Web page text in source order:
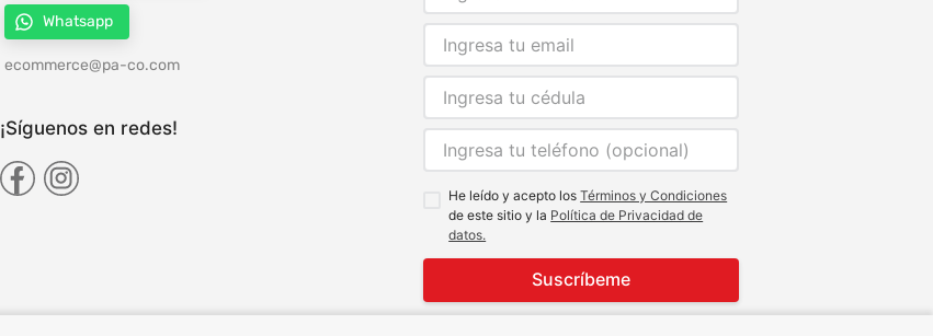
Whatsapp
ecommerce@pa-co.com
¡Síguenos en redes!
He leído y acepto losTérminos y Condiciones
de este sitio y la Política de Privacidad de
datos.
Suscríbeme